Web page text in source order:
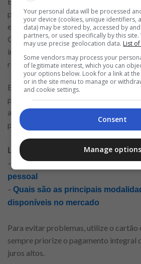
passo importante para fortalecer suas
existem diversas opções, como renda
CDBs) e renda variável (ações,
investir, é fundamental entender os
retornos, buscando opções alinhadas
Evitar o uso excessivo do cartão de
para um perfil financeiro equilibrado.
acumulam dívidas devido à falta de
parcelados.
Leia mais conteúdos relacionados:
–
Como organizar suas finanças
pessoal
– Quais são as principais
disponíveis no mercado
Para evitar problemas, utilize o cartão
sempre priorize o pagamento integral
juros altos.
Your personal data will be processed
your device (cookies, unique identifiers,
data) may be stored by, accessed by
partners, or used specifically by this
may use precise geolocation data. List
Some vendors may process your
of legitimate interest, which you can
your options below. Look for a link at
or in the site menu to manage or
and cookie settings.
Consent
Manage options